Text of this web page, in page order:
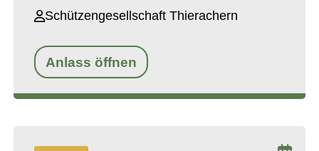
Schützengesellschaft Thierachern
Anlass öffnen